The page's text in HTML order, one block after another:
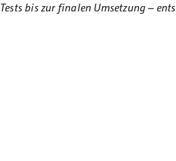
Tests bis zur finalen Umsetzung –